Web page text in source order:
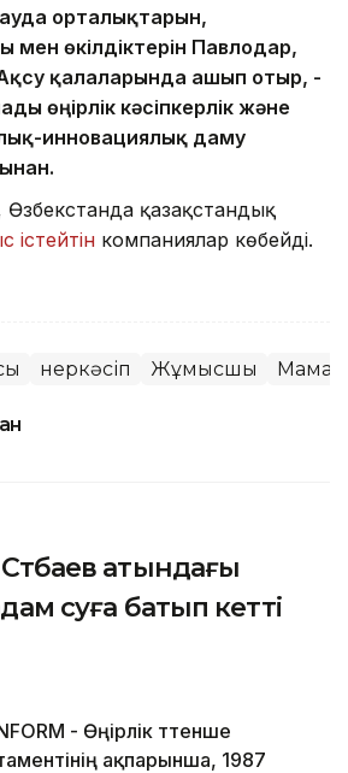
орталықтарын,
мен өкілдіктерін Павлодар,
Ақсу қалаларында ашып отыр, -
өңірлік кәсіпкерлік және
инновациялық даму
Өзбекстанда қазақстандық
істейтін компаниялар көбейді.
Өнеркәсіп Жұмысшы
атындағы
суға батып кетті
- Өңірлік төтенше
ақпарынша, 1987